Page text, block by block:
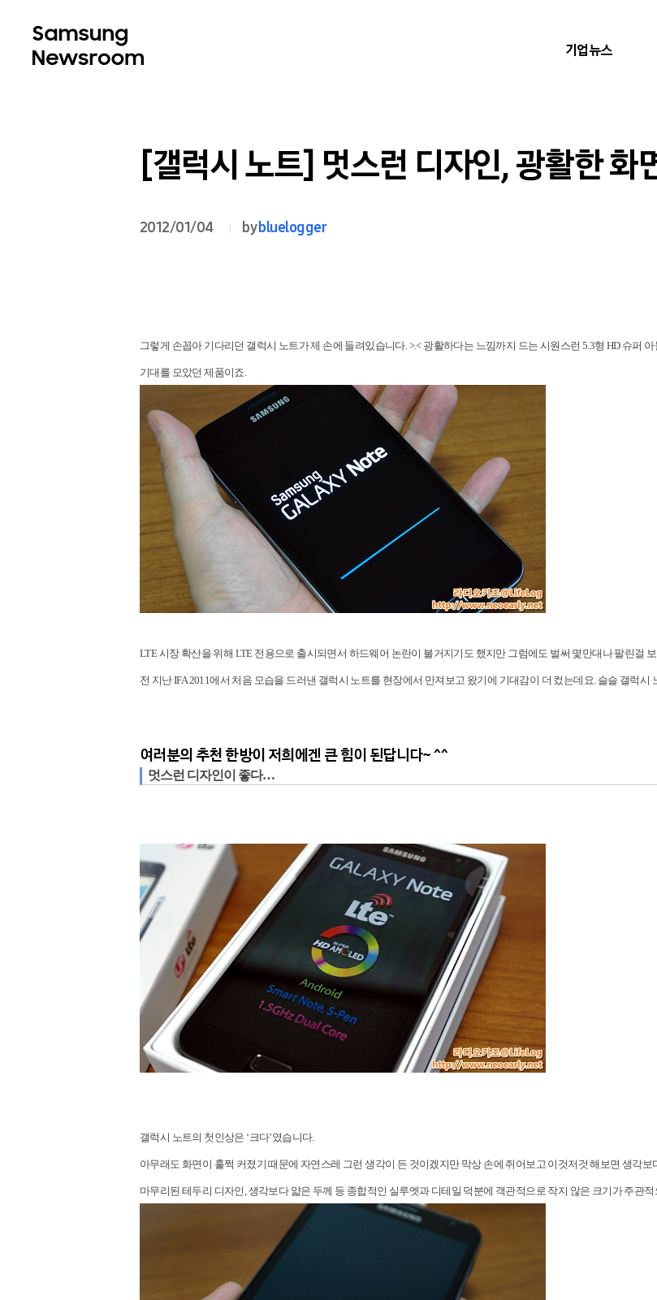
기업뉴스
[갤럭시 노트] 멋스런 디자인, 광활한 화
2012/01/04 bybluelogger
그렇게 손꼽아 기다리던 갤럭시 노트가 제 손에 들려있습니다. >.< 광활하다는 느낌까지 드는 시원스런 5.3형 HD 슈퍼
기대를 모았던 제품이죠.
LTE 시장 확산을 위해 LTE 전용으로 출시되면서 하드웨어 논란이 불거지기도 했지만 그럼에도 벌써 몇만대나 팔린걸
전 지난 IFA 2011에서 처음 모습을 드러낸 갤럭시 노트를 현장에서 만져보고 왔기에 기대감이 더 컸는데요. 슬슬 갤럭시
여러분의 추천 한방이 저희에겐 큰 힘이 된답니다~ ^^
멋스런 디자인이 좋다…
갤럭시 노트의 첫인상은 ‘크다’였습니다.
아무래도 화면이 훌쩍 커졌기 때문에 자연스레 그런 생각이 든 것이겠지만 막상 손에 쥐어보고 이것저것 해보면 생각
마무리된 테두리 디자인, 생각보다 얇은 두께 등 종합적인 실루엣과 디테일 덕분에 객관적으로 작지 않은 크기가 주관